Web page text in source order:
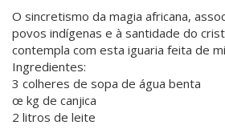
O sincretismo da magia africana,
povos indígenas e à santidade do
contempla com esta iguaria feita de
Ingredientes:
3 colheres de sopa de água benta
œ kg de canjica
2 litros de leite